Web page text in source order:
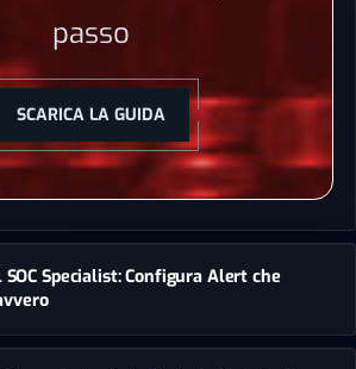
passo
SCARICA LA GUIDA
Specialist: Configura Alert che